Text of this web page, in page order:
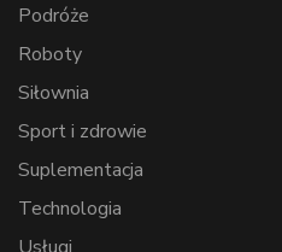
Podróże
Roboty
Siłownia
Sport i zdrowie
Suplementacja
Technologia